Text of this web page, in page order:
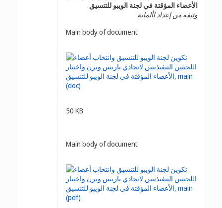
الأعضاء المؤقتة في لجنة الويبو للتنسيق
وثيقة من إعداد األمانة
Main body of document
50 KB
Main body of document